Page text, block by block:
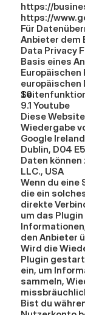
https://
https://
Für
Anbieter dem
Data Privacy
Basis eines
Europäischen
9.1 Youtube
Diese
Wiedergabe
Google
Dublin, D04
Daten
LLC., USA
Wenn du
die ein
direkte
um das
den Anbieter
Wird die
Plugin
ein, um
sammeln,
Bist du